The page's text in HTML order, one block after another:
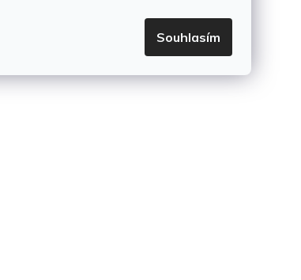
Souhlasím
á
d
a